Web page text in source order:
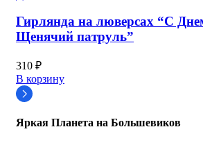
Гирлянда на люверсах “С
Щенячий патруль”
310 ₽
В корзину
Яркая Планета на Большевиков